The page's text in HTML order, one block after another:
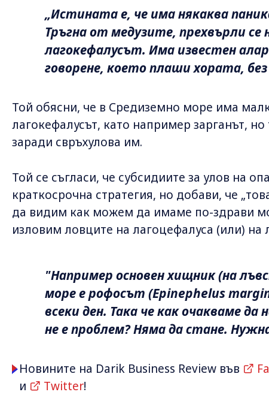
„Истината е, че има някаква
Тръгна от медузите, прехвърли се
лагокефалусът. Има известен
говорене, което плаши хората,
Той обясни, че в Средиземно море има
лагокефалусът, като например зарганът,
заради свръхулова им.
Той се съгласи, че субсидиите за улов на
краткосрочна стратегия, но добави, че
да видим как можем да имаме по-здрави
изловим ловците на лагоцефалуса (или) на
"Например основен хищник (на
море е рофосът (Epinephelus
всеки ден. Така че как очакваме
не е проблем? Няма да стане.
Новините на Darik Business Review във
и
Twitter!